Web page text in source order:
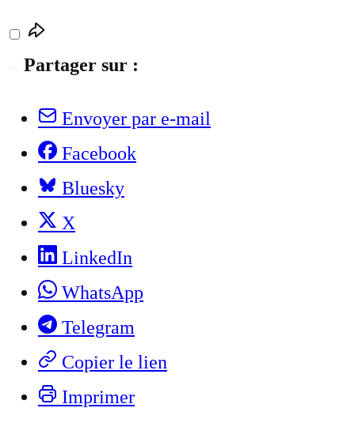
Partager sur :
Envoyer par e-mail
Facebook
Bluesky
X
LinkedIn
WhatsApp
Telegram
Copier le lien
Imprimer